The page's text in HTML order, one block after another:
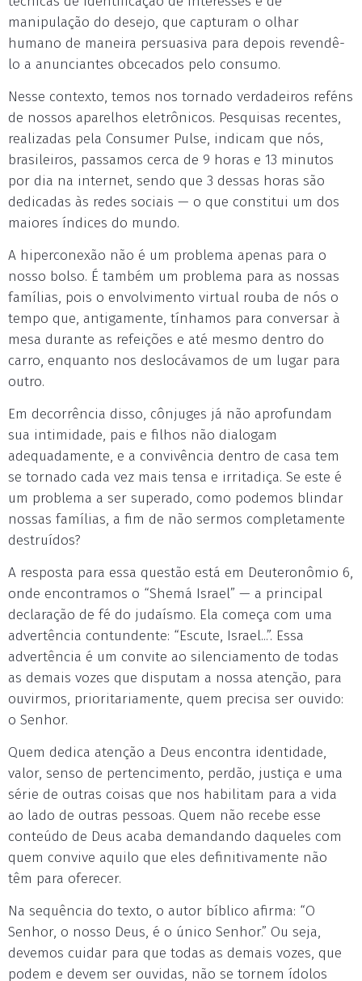
manipulação do desejo, que capturam o olhar
humano de maneira persuasiva para depois revendê-
lo a anunciantes obcecados pelo consumo.
Nesse contexto, temos nos tornado verdadeiros reféns
de nossos aparelhos eletrônicos. Pesquisas recentes,
realizadas pela Consumer Pulse, indicam que nós,
brasileiros, passamos cerca de 9 horas e 13 minutos
por dia na internet, sendo que 3 dessas horas são
dedicadas às redes sociais — o que constitui um dos
maiores índices do mundo.
A hiperconexão não é um problema apenas para o
nosso bolso. É também um problema para as nossas
famílias, pois o envolvimento virtual rouba de nós o
tempo que, antigamente, tínhamos para conversar à
mesa durante as refeições e até mesmo dentro do
carro, enquanto nos deslocávamos de um lugar para
outro.
Em decorrência disso, cônjuges já não aprofundam
sua intimidade, pais e filhos não dialogam
adequadamente, e a convivência dentro de casa tem
se tornado cada vez mais tensa e irritadiça. Se este é
um problema a ser superado, como podemos blindar
nossas famílias, a fim de não sermos completamente
destruídos?
A resposta para essa questão está em Deuteronômio 6,
onde encontramos o “Shemá Israel” — a principal
declaração de fé do judaísmo. Ela começa com uma
advertência contundente: “Escute, Israel...”. Essa
advertência é um convite ao silenciamento de todas
as demais vozes que disputam a nossa atenção, para
ouvirmos, prioritariamente, quem precisa ser ouvido:
o Senhor.
Quem dedica atenção a Deus encontra identidade,
valor, senso de pertencimento, perdão, justiça e uma
série de outras coisas que nos habilitam para a vida
ao lado de outras pessoas. Quem não recebe esse
conteúdo de Deus acaba demandando daqueles com
quem convive aquilo que eles definitivamente não
têm para oferecer.
Na sequência do texto, o autor bíblico afirma: “O
Senhor, o nosso Deus, é o único Senhor.” Ou seja,
devemos cuidar para que todas as demais vozes, que
podem e devem ser ouvidas, não se tornem ídolos